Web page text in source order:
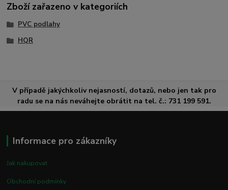
Zboží zařazeno v kategoriích
PVC podlahy
HQR
V případě jakýchkoliv nejasností, dotazů, nebo jen tak pro
radu se na nás neváhejte obrátit na tel. č.: 731 199 591.
Informace pro zákazníky
Jak nakupovat
Obchodní podmínky